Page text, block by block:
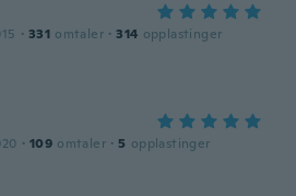
· 331 omtaler · 314 opplastinger
· 109 omtaler · 5 opplastinger